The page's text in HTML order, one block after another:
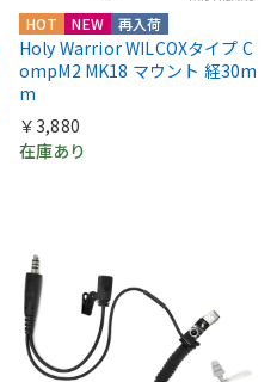
HOT NEW 再入荷
Holy Warrior WILCOXタイプ C
ompM2 MK18 マウント 経30m
m
￥3,880
在庫あり